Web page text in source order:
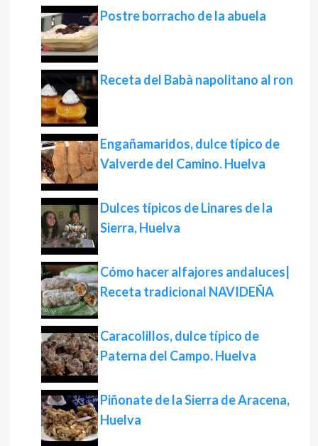
Postre borracho de la abuela
Receta del Babà napolitano al ron
Engañamaridos, dulce típico de
Valverde del Camino. Huelva
Dulces típicos de Linares de la
Sierra, Huelva
Cómo hacer alfajores andaluces|
Receta tradicional NAVIDEÑA
Caracolillos, dulce típico de
Paterna del Campo. Huelva
Piñonate de la Sierra de Aracena,
Huelva